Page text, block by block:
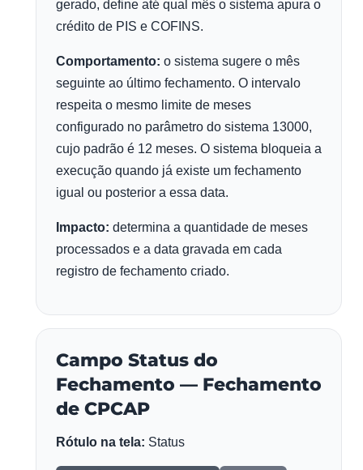
gerado, define até qual mês o sistema apura o
crédito de PIS e COFINS.
Comportamento: o sistema sugere o mês
seguinte ao último fechamento. O intervalo
respeita o mesmo limite de meses
configurado no parâmetro do sistema 13000,
cujo padrão é 12 meses. O sistema bloqueia a
execução quando já existe um fechamento
igual ou posterior a essa data.
Impacto: determina a quantidade de meses
processados e a data gravada em cada
registro de fechamento criado.
Campo Status do
Fechamento — Fechamento
de CPCAP
Rótulo na tela: Status